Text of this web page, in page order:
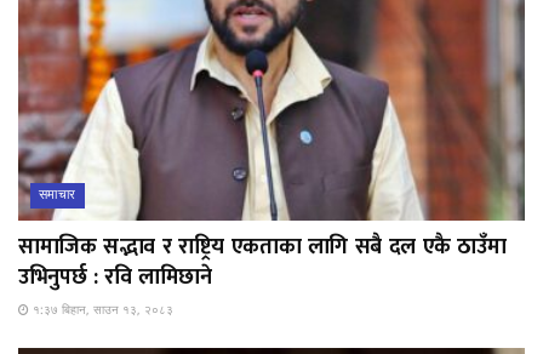
समाचार
सामाजिक सद्भाव र राष्ट्रिय एकताका लागि सबै दल एकै ठाउँमा
उभिनुपर्छ : रवि लामिछाने
१:३७ बिहान, साउन १३, २०८३